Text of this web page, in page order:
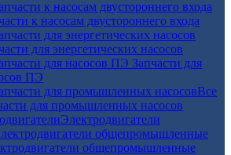
к насосам двустороннего входа
для энергетических насосов
Запчасти для
ПЭ
Все
для промышленных насосов
Электродвигатели
общепромышленные